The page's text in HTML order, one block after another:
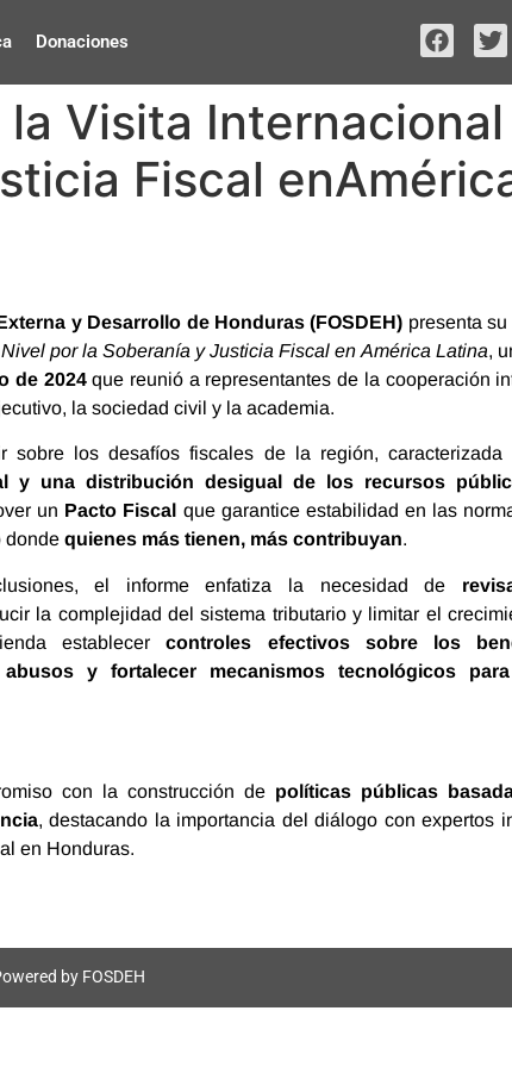
Donaciones
la Visita
Fiscal
y Desarrollo de Honduras (FOSDEH) presenta
por la Soberanía y Justicia Fiscal en América Latina,
de 2024que reunió a representantes de la cooperación
la sociedad civil y la academia.
sobre los desafíos fiscales de la región, caracterizada
y una distribución desigual de los recursos
un Pacto Fiscal que garantice estabilidad en las
donde quienes más tienen, más contribuyan.
el informe enfatiza la necesidad de
la complejidad del sistema tributario y limitar el
establecercontroles efectivos sobre los
abusos y fortalecer mecanismos tecnológicos
con la construcción de políticas públicas
, destacando la importancia del diálogo con expertos
en Honduras.
by FOSDEH